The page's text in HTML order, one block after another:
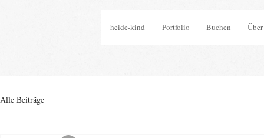
heide-kind Portfolio Buchen
Alle Beiträge